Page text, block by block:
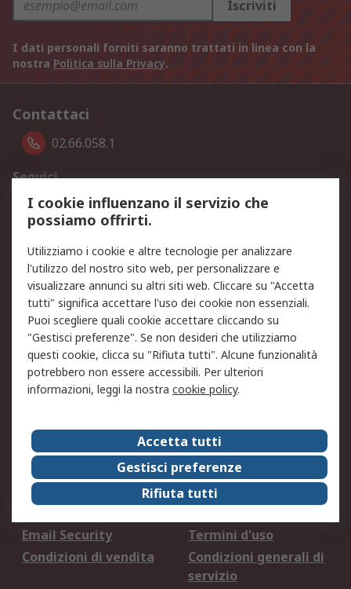
Iscriviti
I dati personali forniti saranno trattati in linea con la
nostra Politica sulla Privacy.
Contattaci
02.66.058.1
Seguici
Servizi
Tutti i servizi
eProcurement
RS
PurchasingManager™
RS ScanStock®
Legale
Informativa Cookie
Informativa Privacy -
Email Security
Termini d'uso
Condizioni di vendita
Condizioni generali di
servizio
I cookie influenzano il servizio che
possiamo offrirti.
Utilizziamo i cookie e altre tecnologie per analizzare
l'utilizzo del nostro sito web, per personalizzare e
visualizzare annunci su altri siti web. Cliccare su "Accetta
tutti" significa accettare l'uso dei cookie non essenziali.
Puoi scegliere quali cookie accettare cliccando su
"Gestisci preferenze". Se non desideri che utilizziamo
questi cookie, clicca su "Rifiuta tutti". Alcune funzionalità
potrebbero non essere accessibili. Per ulteriori
informazioni, leggi la nostra cookie policy.
Accetta tutti
Gestisci preferenze
Rifiuta tutti